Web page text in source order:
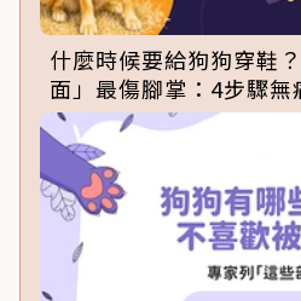
什麼時候要給狗狗穿鞋
面」最傷腳掌：4步驟無